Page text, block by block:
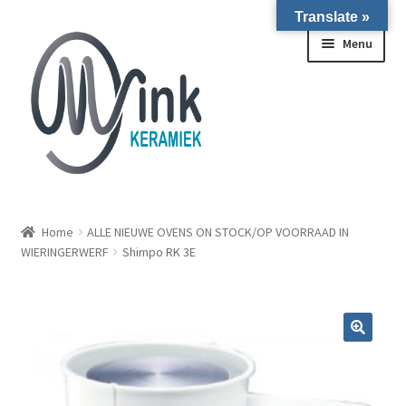
Ga door naar navigatie
Ga naar de inhoud
Menu
WIERINGERWERF
Home
ALLE NIEUWE OVENS ON STOCK/OP VOORRAAD IN
WIERINGERWERF
Shimpo RK 3E
Translate »